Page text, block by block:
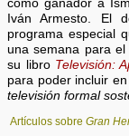
como ganador a
Iván Armesto. El
programa especial
una semana para
su libro Televisión:
para poder incluir
televisión formal
Artículos sobre Gran